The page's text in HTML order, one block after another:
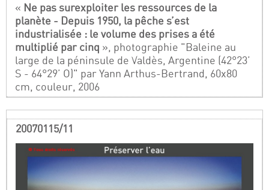
« Ne pas surexploiter les ressources de la
planète - Depuis 1950, la pêche s’est
industrialisée : le volume des prises a été
multiplié par cinq », photographie "Baleine au
large de la péninsule de Valdès, Argentine (42°23’
S - 64°29’ O)" par Yann Arthus-Bertrand, 60x80
cm, couleur, 2006
20070115/11